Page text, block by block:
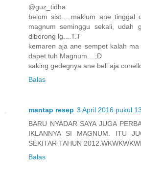
@guz_tidha
belom sist.....maklum ane tinggal
magnum seminggu sekali, udah
diborong lg....T.T
kemaren aja ane sempet kalah
dapet tuh Magnum....;D
saking gedegnya ane beli aja
Balas
mantap resep 3 April 2016 pukul
BARU NYADAR SAYA JUGA
IKLANNYA SI MAGNUM. ITU
SEKITAR TAHUN
Balas